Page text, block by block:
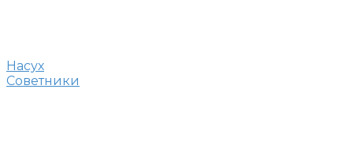
Насух
Советники